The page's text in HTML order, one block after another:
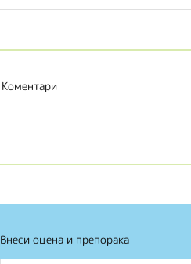
Коментари
Внеси оцена и препорака